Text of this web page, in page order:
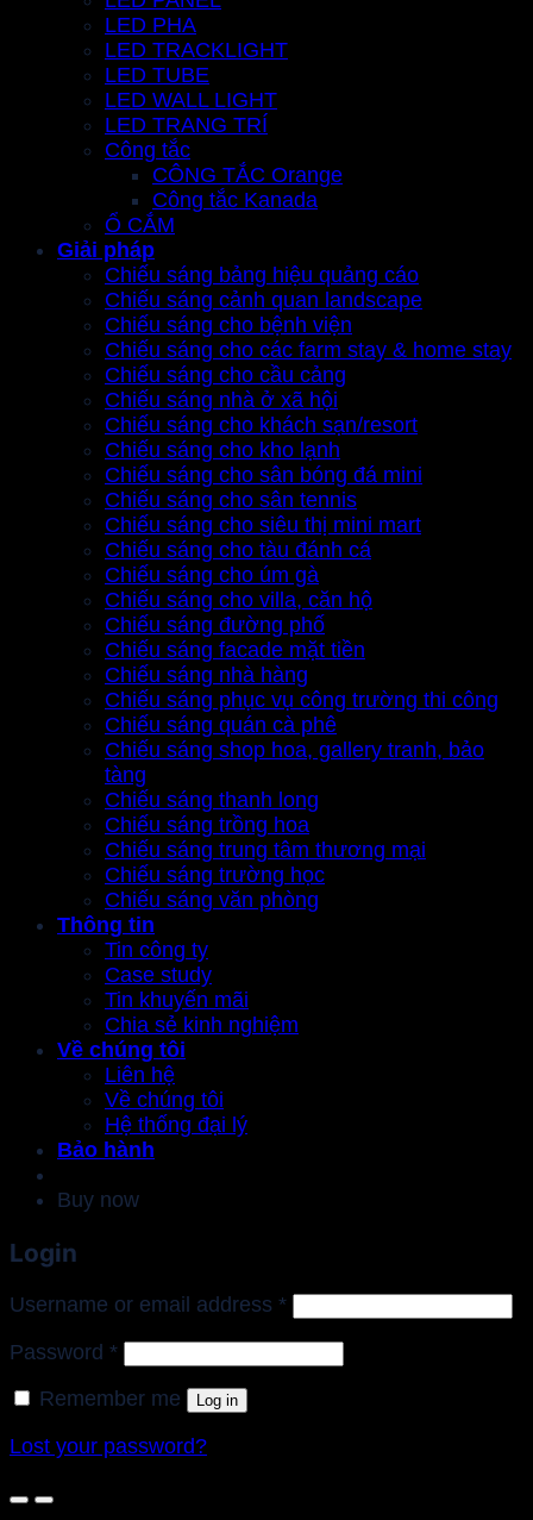
LED PHA
LED TRACKLIGHT
LED TUBE
LED WALL LIGHT
LED TRANG TRÍ
Công tắc
CÔNG TẮC Orange
Công tắc Kanada
Ổ CẮM
Giải pháp
Chiếu sáng bảng hiệu quảng cáo
Chiếu sáng cảnh quan landscape
Chiếu sáng cho bệnh viện
Chiếu sáng cho các farm stay & home stay
Chiếu sáng cho cầu cảng
Chiếu sáng nhà ở xã hội
Chiếu sáng cho khách sạn/resort
Chiếu sáng cho kho lạnh
Chiếu sáng cho sân bóng đá mini
Chiếu sáng cho sân tennis
Chiếu sáng cho siêu thị mini mart
Chiếu sáng cho tàu đánh cá
Chiếu sáng cho úm gà
Chiếu sáng cho villa, căn hộ
Chiếu sáng đường phố
Chiếu sáng facade mặt tiền
Chiếu sáng nhà hàng
Chiếu sáng phục vụ công trường thi công
Chiếu sáng quán cà phê
Chiếu sáng shop hoa, gallery tranh, bảo
tàng
Chiếu sáng thanh long
Chiếu sáng trồng hoa
Chiếu sáng trung tâm thương mại
Chiếu sáng trường học
Chiếu sáng văn phòng
Thông tin
Tin công ty
Case study
Tin khuyến mãi
Chia sẻ kinh nghiệm
Về chúng tôi
Liên hệ
Về chúng tôi
Hệ thống đại lý
Bảo hành
Buy now
Login
Username or email address *Required
Password *Required
Remember me Log in
Lost your password?